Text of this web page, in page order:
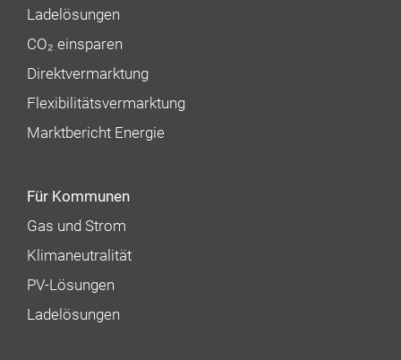
Ladelösungen
CO₂ einsparen
Direktvermarktung
Flexibilitätsvermarktung
Marktbericht Energie
Für Kommunen
Gas und Strom
Klimaneutralität
PV-Lösungen
Ladelösungen